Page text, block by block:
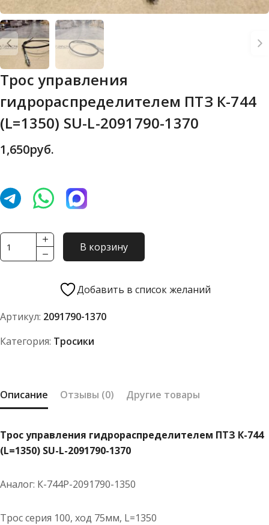
Трос управления
гидрораспределителем ПТЗ К-744
(L=1350) SU-L-2091790-1370
1,650руб.
Количество
товара
ПТЗ
(L=1350)
2091790-
1370
В корзину
Добавить в список желаний
Артикул: 2091790-1370
Категория: Тросики
Описание Отзывы (0) Другие товары
Трос управления гидрораспределителем ПТЗ К-744
(L=1350) SU-L-2091790-1370
Аналог: К-744Р-2091790-1350
Трос серия 100, ход 75мм, L=1350